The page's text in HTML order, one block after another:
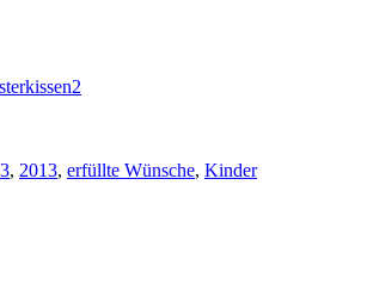
, 2013, erfüllte Wünsche, Kinder